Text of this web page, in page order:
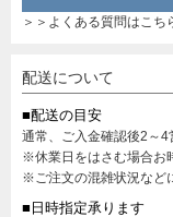
＞＞よくある質問はこち
配送について
■配送の目安
通常、ご入金確認後2～4
※休業日をはさむ場合お
※ご注文の混雑状況など
■日時指定承ります